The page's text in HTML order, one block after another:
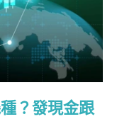
？發現金跟